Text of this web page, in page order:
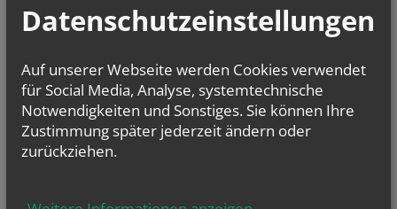
Derzeit finden keine
Termine statt.
Datenschutzeinstellungen
Auf unserer Webseite werden Cookies verwendet
für Social Media, Analyse, systemtechnische
Notwendigkeiten und Sonstiges. Sie können Ihre
Zustimmung später jederzeit ändern oder
zurückziehen.